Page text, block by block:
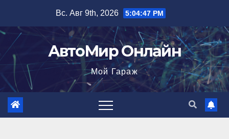
содержимому
Вс. Авг 9th, 2026 5:04:48 PM
АвтоМир Онлайн
Мой Гараж